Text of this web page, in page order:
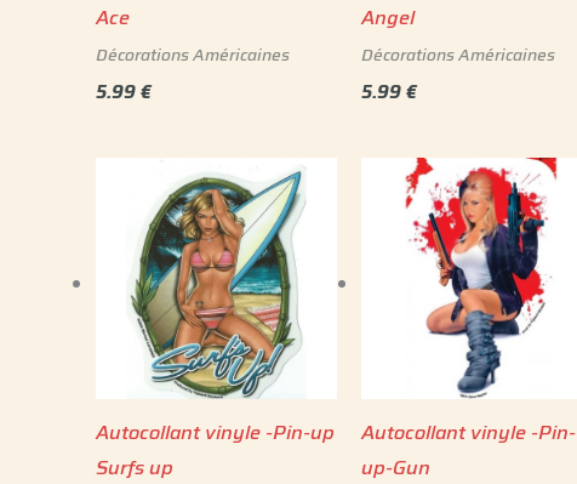
Ace
Décorations Américaines
5.99€
Angel
Décorations Américaines
5.99€
Autocollant vinyle -Pin-up
Surfs up
Autocollant vinyle -Pin-
up-Gun